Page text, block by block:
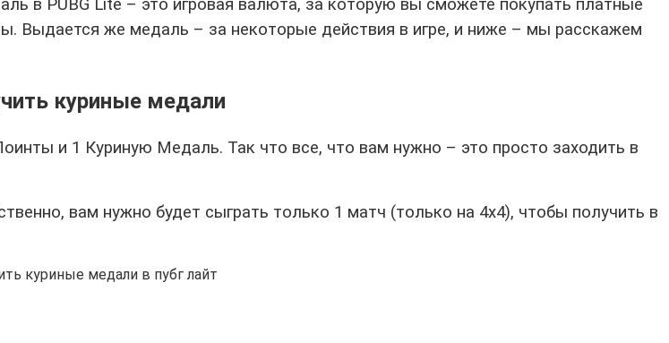
в PUBG Lite – это игровая валюта, за которую вы сможете покупать платные
Выдается же медаль – за некоторые действия в игре, и ниже – мы расскажем
куриные медали
и 1 Куриную Медаль. Так что все, что вам нужно – это просто заходить в
вам нужно будет сыграть только 1 матч (только на 4х4), чтобы получить в